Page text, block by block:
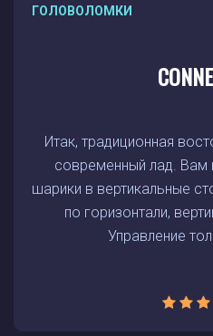
ГОЛОВОЛОМКИ
Итак, традиционная
современный лад. Вам
шарики в вертикальные
по горизонтали,
Управление